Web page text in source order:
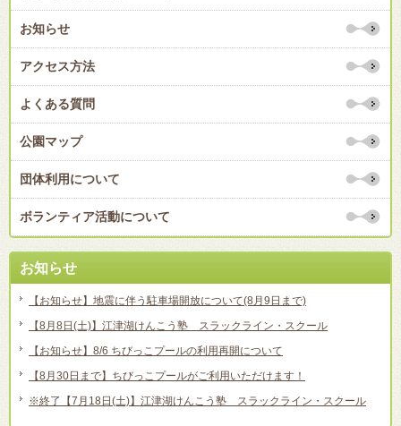
お知らせ
アクセス方法
よくある質問
公園マップ
団体利用について
ボランティア活動について
お知らせ
【お知らせ】地震に伴う駐車場開放について(8月9日まで)
【8月8日(土)】江津湖けんこう塾 スラックライン・スクール
【お知らせ】8/6 ちびっこプールの利用再開について
【8月30日まで】ちびっこプールがご利用いただけます！
※終了【7月18日(土)】江津湖けんこう塾 スラックライン・スクール